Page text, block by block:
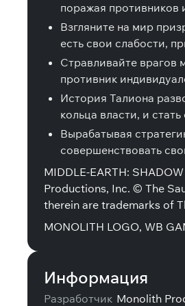
поражая противников
Взгляните на мир
есть свои слабости,
Стравливайте врагов
противник
История Талиона
кольца власти, и
Вырабатывая
совершенствовать
MIDDLE-EARTH:
Productions, Inc. © The
therein are trademarks of
MONOLITH LOGO, WB
Информация
Разработчик Monolith